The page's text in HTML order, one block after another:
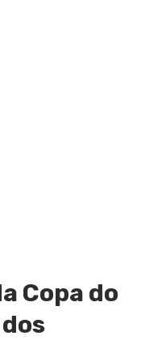
Copa do